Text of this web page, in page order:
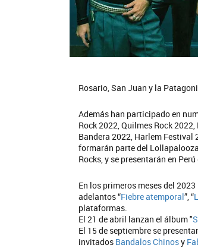
Rosario, San Juan y la
Además han participado en
Rock 2022, Quilmes Rock
Bandera 2022, Harlem Festival
formarán parte del
Rocks, y se presentarán en
En los primeros meses del
adelantos “Fiebre atemporal”, “
plataformas.
El 21 de abril lanzan el álbum "
El 15 de septiembre se
invitados Bandalos Chinosy